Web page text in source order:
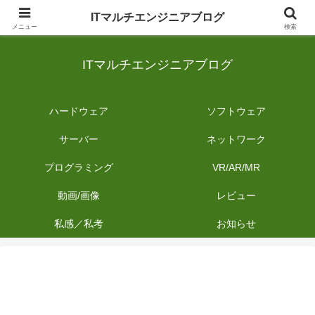
日常のIT業務を備忘録として発信。商品レビューやDIYの作業内容も投稿しま
ITマルチエンジニアブログ
ハードウェア ソフトウェア
サーバー ネットワーク
プログラミング VR/AR/MR
動画/画像 レビュー
私感／私考 お知らせ
メニュー
ITマルチエンジニアブログ
検索